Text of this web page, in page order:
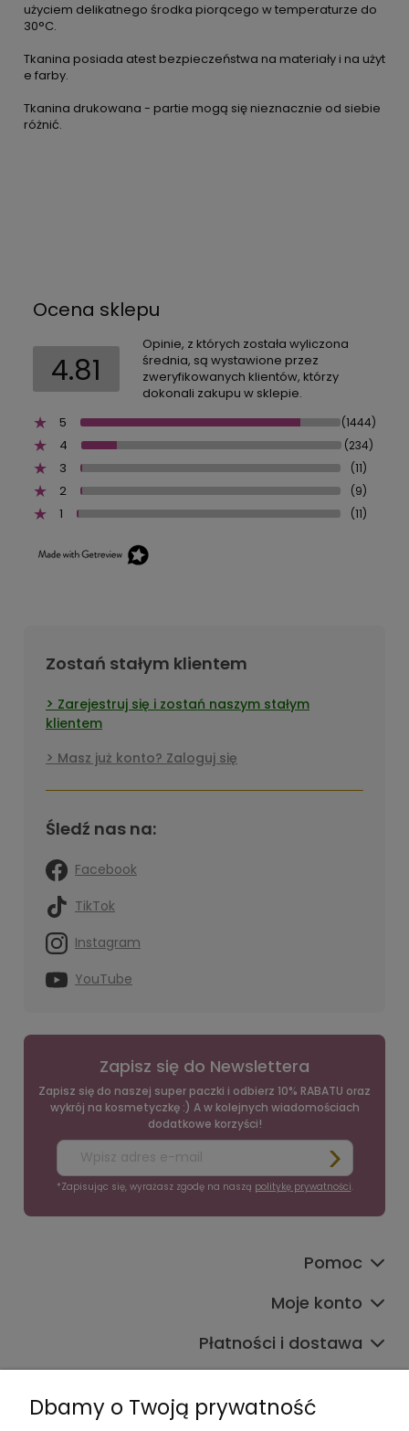
użyciem delikatnego środka piorącego w temperaturze do
30°C.
Tkanina posiada atest bezpieczeństwa na materiały i na użyt
e farby.
Tkanina drukowana - partie mogą się nieznacznie od siebie
różnić.
Ocena sklepu
4.81
Opinie, z których została wyliczona
średnia, są wystawione przez
zweryfikowanych klientów, którzy
dokonali zakupu w sklepie.
5
(1444)
4 (234)
3 (11)
2 (9)
1 (11)
Zostań stałym klientem
Zarejestruj się i zostań naszym stałym
klientem
Masz już konto? Zaloguj się
Śledź nas na:
Facebook
TikTok
Instagram
YouTube
Zapisz się do Newslettera
Zapisz się do naszej super paczki i odbierz 10% RABATU oraz
wykrój na kosmetyczkę :) A w kolejnych wiadomościach
dodatkowe korzyści!
*Zapisując się, wyrażasz zgodę na naszą politykę prywatności.
Pomoc
Moje konto
Płatności i dostawa
Dbamy o Twoją prywatność